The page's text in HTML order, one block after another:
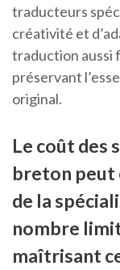
traducteurs
créativité et
traduction aussi
préservant
original.
Le coût des
breton peut
de la
nombre
maîtrisant